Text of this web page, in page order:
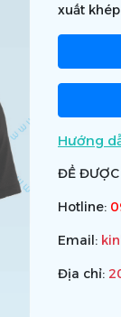
xuất
Hướng
ĐỂ ĐƯỢC
Hotline:
Email:
Địa chỉ: